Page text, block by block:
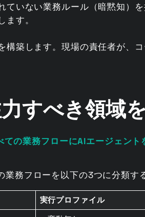
ていない業務ルール（暗黙知）
す。
構築します。現場の責任者が、
すべき領域
ての業務フローにAIエージェン
務フローを以下の3つに分類す
実行プロファイル